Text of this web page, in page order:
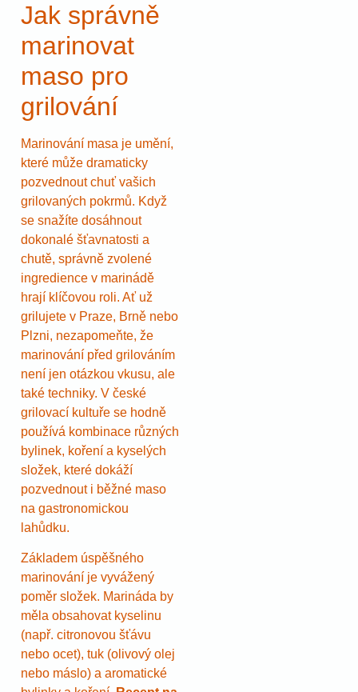
Jak správně
marinovat
maso pro
grilování
Marinování masa je umění,
které může dramaticky
pozvednout chuť vašich
grilovaných pokrmů. Když
se snažíte dosáhnout
dokonalé šťavnatosti a
chutě, správně zvolené
ingredience v marinádě
hrají klíčovou roli. Ať už
grilujete v Praze, Brně nebo
Plzni, nezapomeňte, že
marinování před grilováním
není jen otázkou vkusu, ale
také techniky. V české
grilovací kultuře se hodně
používá kombinace různých
bylinek, koření a kyselých
složek, které dokáží
pozvednout i běžné maso
na gastronomickou
lahůdku.
Základem úspěšného
marinování je vyvážený
poměr složek. Marináda by
měla obsahovat kyselinu
(např. citronovou šťávu
nebo ocet), tuk (olivový olej
nebo máslo) a aromatické